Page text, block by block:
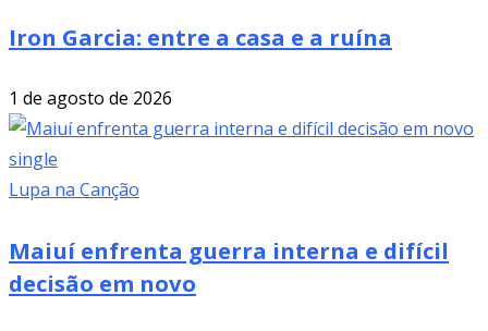
Iron Garcia: entre a casa e a ruína
1 de agosto de 2026
Lupa na Canção
Maiuí enfrenta guerra interna e difícil
decisão em novo